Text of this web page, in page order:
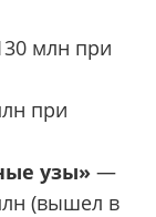
млн при
при
узы» —
(вышел в